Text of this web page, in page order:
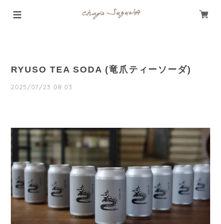
RYUSO TEA SODA (竜爪ティーソーダ)
2025/07/23 08:03